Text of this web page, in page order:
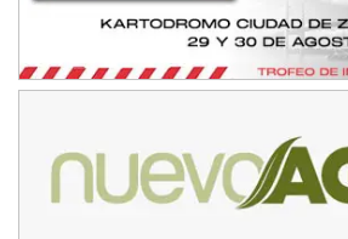
Rufino (Santa Fe)
Juan Navarro (Asfalto)
COBERTURA ESPECIAL DE E-KART.COM.AR
08/09-AGO